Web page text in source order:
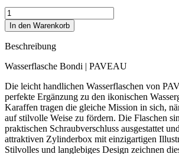
Wasserflasche
Bondi
Menge
In den Warenkorb
Beschreibung
Wasserflasche Bondi | PAVEAU
Die leicht handlichen Wasserflaschen von
perfekte Ergänzung zu den ikonischen
Karaffen tragen die gleiche Mission in sich,
auf stilvolle Weise zu fördern. Die Flaschen
praktischen Schraubverschluss ausgestattet
attraktiven Zylinderbox mit einzigartigen
Stilvolles und langlebiges Design zeichnen